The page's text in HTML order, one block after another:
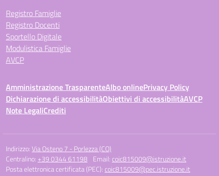
Registro Famiglie
Registro Docenti
Sportello Digitale
Modulistica Famiglie
AVCP
Amministrazione TrasparenteAlbo onlinePrivacy Policy
Dichiarazione di accessibilitàObiettivi di accessibilitàAVCP
Note LegaliCrediti
Indirizzo:Via Osteno 7 - Porlezza (CO)
Centralino: +39 0344 61198 Email:coic815009@istruzione.it
Posta elettronica certificata (PEC):coic815009@pec.istruzione.it